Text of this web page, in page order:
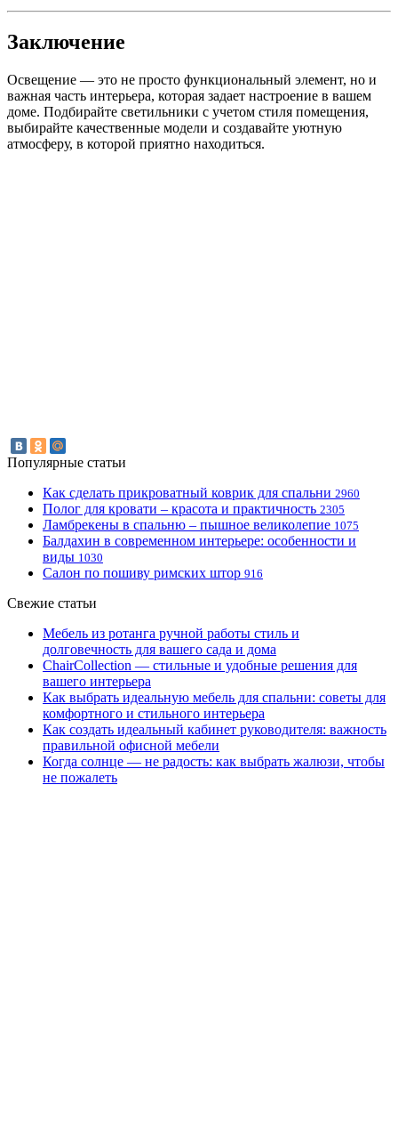
Заключение
Освещение — это не просто функциональный элемент, но и
важная часть интерьера, которая задает настроение в вашем
доме. Подбирайте светильники с учетом стиля помещения,
выбирайте качественные модели и создавайте уютную
атмосферу, в которой приятно находиться.
Популярные статьи
Как сделать прикроватный коврик для спальни 2960
Полог для кровати – красота и практичность 2305
Ламбрекены в спальню – пышное великолепие 1075
Балдахин в современном интерьере: особенности и
виды 1030
Салон по пошиву римских штор 916
Свежие статьи
Мебель из ротанга ручной работы стиль и
долговечность для вашего сада и дома
ChairCollection — стильные и удобные решения для
вашего интерьера
Как выбрать идеальную мебель для спальни: советы для
комфортного и стильного интерьера
Как создать идеальный кабинет руководителя: важность
правильной офисной мебели
Когда солнце — не радость: как выбрать жалюзи, чтобы
не пожалеть